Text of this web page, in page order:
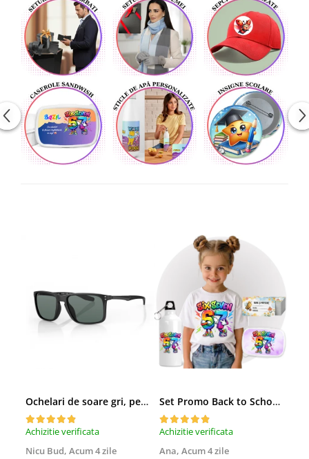
Cadouri pentru Doctori
Cadouri pentru Sfânta Maria
Martisoare
Ochelari de soare gri, pentru barbati, Daniel Klein Sunglasses, DK3250-2
Achizitie verificata
Nicu Bud, Acum 4 zile
Set Promo Back to School Six Seven 67 – Tricou + Cutie + Bidon Personalizat pentru copilul tău
Achizitie verificata
Ana, Acum 4 zile